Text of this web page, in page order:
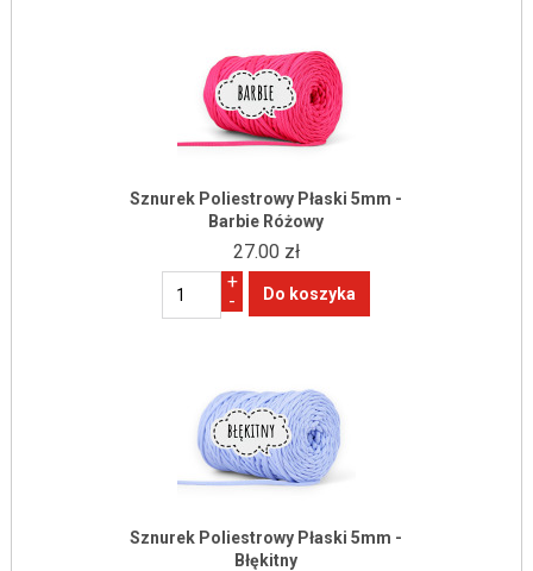
Sznurek Poliestrowy Płaski 5mm -
Barbie Różowy
27.00 zł
+
-
Sznurek Poliestrowy Płaski 5mm -
Błękitny